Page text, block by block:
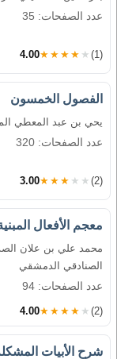
عدد الصفحات: 35
4.00★★★★★ (1)
الفصول الخمسون
يحي بن عبد المعطي
عدد الصفحات: 320
3.00★★★★★ (2)
معجم الأفعال
محمد علي بن علان
الصنادقي الدمشقي
عدد الصفحات: 94
4.00★★★★★ (2)
شرح الأبيات